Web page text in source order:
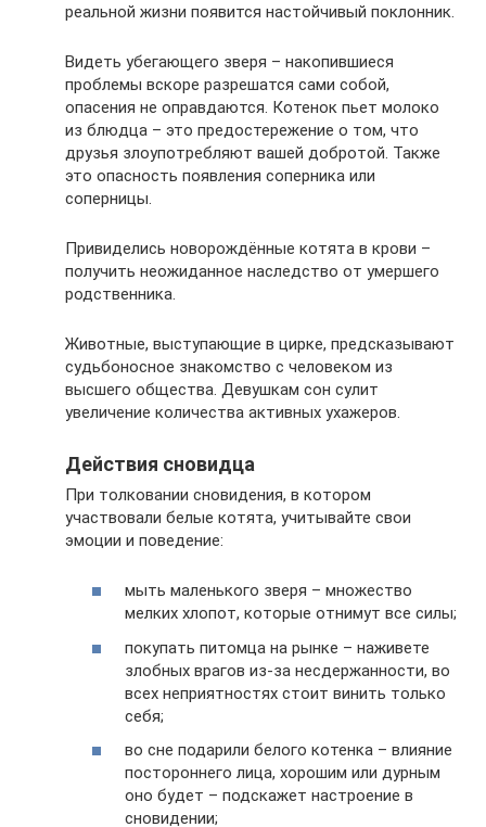
реальной жизни появится настойчивый поклонник.
Видеть убегающего зверя – накопившиеся
проблемы вскоре разрешатся сами собой,
опасения не оправдаются. Котенок пьет молоко
из блюдца – это предостережение о том, что
друзья злоупотребляют вашей добротой. Также
это опасность появления соперника или
соперницы.
Привиделись новорождённые котята в крови –
получить неожиданное наследство от умершего
родственника.
Животные, выступающие в цирке, предсказывают
судьбоносное знакомство с человеком из
высшего общества. Девушкам сон сулит
увеличение количества активных ухажеров.
Действия сновидца
При толковании сновидения, в котором
участвовали белые котята, учитывайте свои
эмоции и поведение:
мыть маленького зверя – множество
мелких хлопот, которые отнимут все силы;
покупать питомца на рынке – наживете
злобных врагов из-за несдержанности, во
всех неприятностях стоит винить только
себя;
во сне подарили белого котенка – влияние
постороннего лица, хорошим или дурным
оно будет – подскажет настроение в
сновидении;